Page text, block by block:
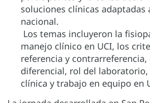
soluciones clínicas adaptadas
nacional.
Los temas incluyeron la
manejo clínico en UCI, los
referencia y
diferencial, rol del
clínica y trabajo en equipo en